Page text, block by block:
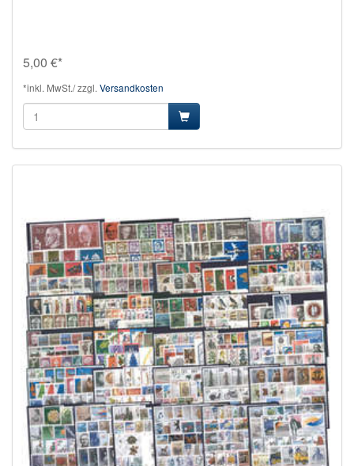
5,00 €*
*inkl. MwSt./ zzgl. Versandkosten